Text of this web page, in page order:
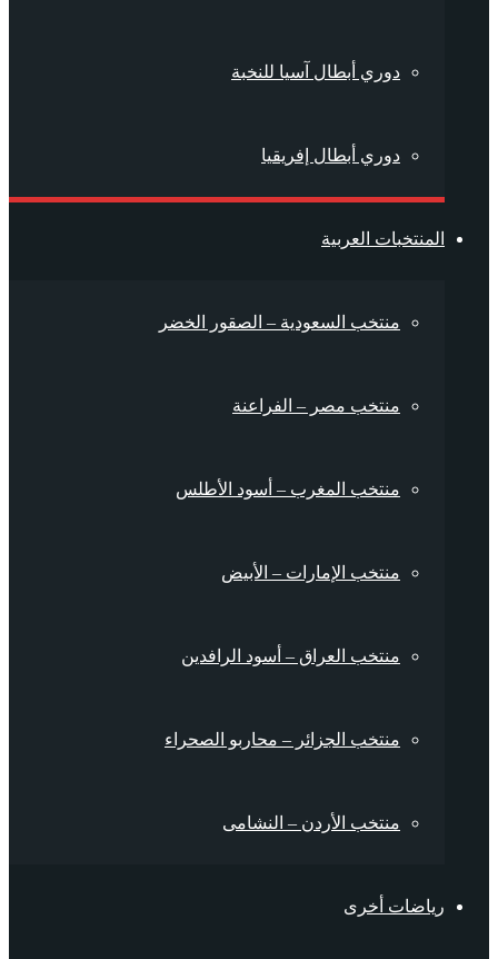
دوري أبطال آسيا للنخبة
دوري أبطال إفريقيا
المنتخبات العربية
منتخب السعودية – الصقور الخضر
منتخب مصر – الفراعنة
منتخب المغرب – أسود الأطلس
منتخب الإمارات – الأبيض
منتخب العراق – أسود الرافدين
منتخب الجزائر – محاربو الصحراء
منتخب الأردن – النشامى
رياضات أخرى